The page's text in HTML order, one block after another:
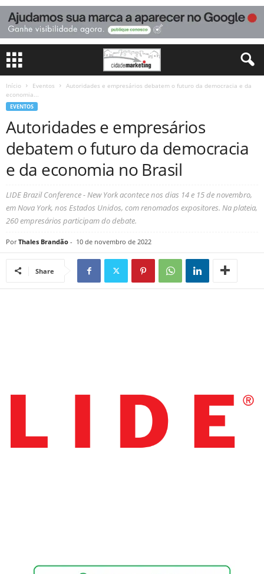
Início Eventos
Autoridades e empresários debatem o futuro da democracia e da
economia...
EVENTOS
Autoridades e empresários
debatem o futuro da democracia
e da economia no Brasil
LIDE Brazil Conference - New York acontece nos dias 14 e 15 de novembro,
em Nova York, nos Estados Unidos, com renomados expositores. Na plateia,
260 empresários participam do debate.
Por Thales Brandão - 10 de novembro de 2022
Share